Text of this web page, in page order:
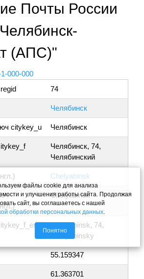
Почты России
(АПС)"
000-000
74
Челябинск
citykey_u Челябинск
Челябинск, 74,
Челябинский
Chelyabinsk
Chelyabinsk
Chelyabinsk, 74,
Chelyabinsky
55.159347
61.363701
файлы cookie для анализа
и улучшения работы сайта. Продолжая
сайт, вы соглашаетесь с нашей
обработки персональных данных.
Понятно